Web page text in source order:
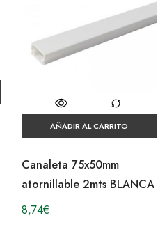
AÑADIR AL CARRITO
Canaleta 75x50mm
atornillable 2mts BLANCA
8,74€